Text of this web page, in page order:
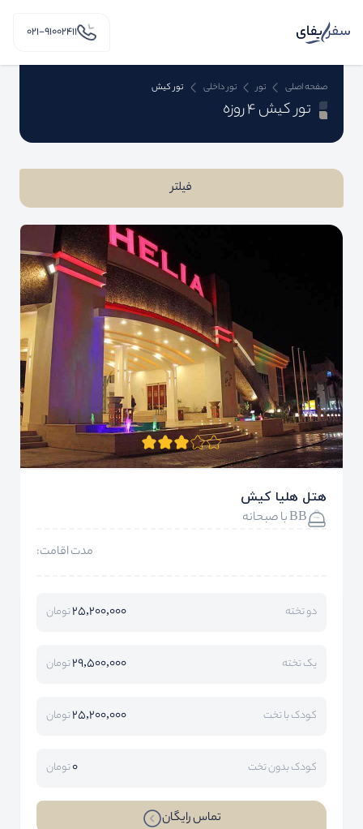
۰۲۱-91002411
صفحه اصلی تور تور داخلی تور کیش
تور کیش 4 روزه
فیلتر
هتل هلیا کیش
BB با صبحانه
مدت اقامت:
دو تخته 25,200,000تومان
یک تخته 29,500,000تومان
کودک با تخت 25,200,000تومان
کودک بدون تخت 0تومان
تماس رایگان